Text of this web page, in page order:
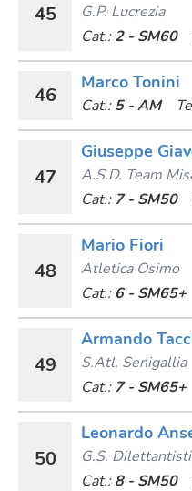
45
G.p. Lucrezia
Cat.: 2 - SM60
46
Marco Tonini
Cat.: 5 - AM
47
Giuseppe
A.s.d. Team
Cat.: 7 - SM50
48
Mario Fiori
Atletica Osimo
Cat.: 6 - SM65+
49
Armando
S.atl. Senigallia
Cat.: 7 - SM65+
50
Leonardo
G.s.
Cat.: 8 - SM50